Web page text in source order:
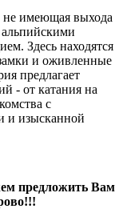
не имеющая выхода
Здесь находятся
и оживленные
предлагает
- от катания на
с
и изысканной
предложить Вам